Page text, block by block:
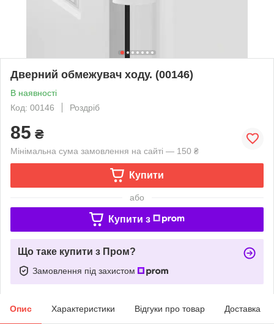
Дверний обмежувач ходу. (00146)
В наявності
Код: 00146
Роздріб
85 ₴
Мінімальна сума замовлення на сайті — 150 ₴
Купити
або
Купити з
Що таке купити з Пром?
Замовлення під захистом
Опис Характеристики Відгуки про товар Доставка